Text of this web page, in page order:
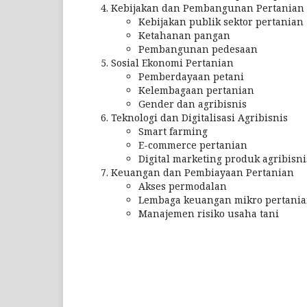
Kebijakan dan Pembangunan Pertanian
Kebijakan publik sektor pertanian
Ketahanan pangan
Pembangunan pedesaan
Sosial Ekonomi Pertanian
Pemberdayaan petani
Kelembagaan pertanian
Gender dan agribisnis
Teknologi dan Digitalisasi Agribisnis
Smart farming
E-commerce pertanian
Digital marketing produk
Keuangan dan Pembiayaan Pertanian
Akses permodalan
Lembaga keuangan mikro
Manajemen risiko usaha tani